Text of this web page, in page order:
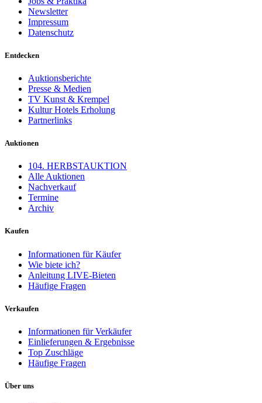
Newsletter
Impressum
Datenschutz
Entdecken
Auktionsberichte
Presse & Medien
TV Kunst & Krempel
Kultur Hotels Erholung
Partnerlinks
Auktionen
104. HERBSTAUKTION
Alle Auktionen
Nachverkauf
Termine
Archiv
Kaufen
Informationen für Käufer
Wie biete ich?
Anleitung LIVE-Bieten
Häufige Fragen
Verkaufen
Informationen für Verkäufer
Einlieferungen & Ergebnisse
Top Zuschläge
Häufige Fragen
Über uns